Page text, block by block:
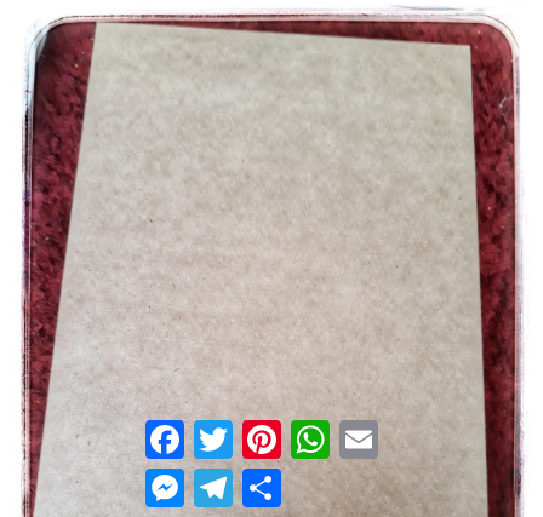
FacebookTwitterPinterestWhatsApp
Email
MessengerTelegramCompartilhar